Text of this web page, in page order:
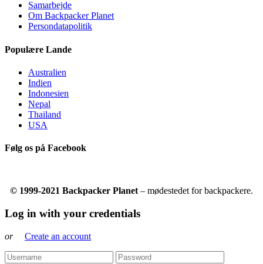
Samarbejde
Om Backpacker Planet
Persondatapolitik
Populære Lande
Australien
Indien
Indonesien
Nepal
Thailand
USA
Følg os på Facebook
© 1999-2021 Backpacker Planet – mødestedet for backpackere.
Log in with your credentials
or Create an account